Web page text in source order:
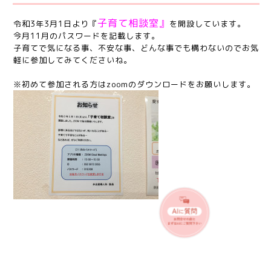
令和3年3月1日より『子育て相談室』 を開設しています。
今月11月のパスワードを記載します。
子育てで気になる事、不安な事、どんな事でも構わないのでお気
軽に参加してみてくださいね。
※初めて参加される方はzoomのダウンロードをお願いします。